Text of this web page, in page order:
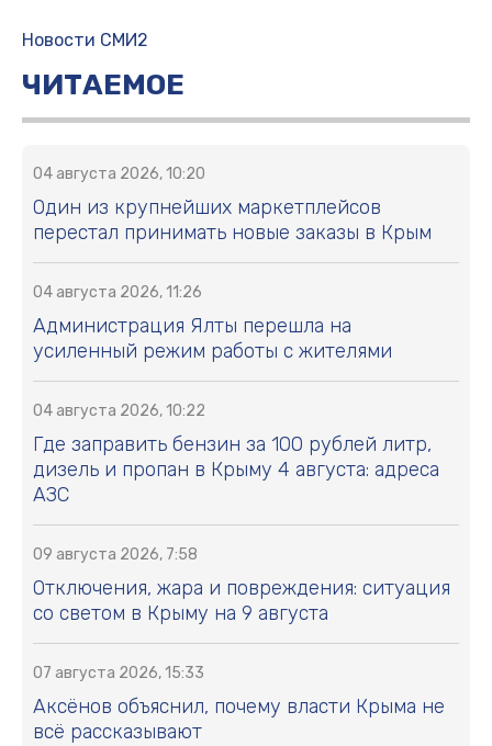
Новости СМИ2
ЧИТАЕМОЕ
04 августа 2026, 10:20
Один из крупнейших маркетплейсов
перестал принимать новые заказы в Крым
04 августа 2026, 11:26
Администрация Ялты перешла на
усиленный режим работы с жителями
04 августа 2026, 10:22
Где заправить бензин за 100 рублей литр,
дизель и пропан в Крыму 4 августа: адреса
АЗС
09 августа 2026, 7:58
Отключения, жара и повреждения: ситуация
со светом в Крыму на 9 августа
07 августа 2026, 15:33
Аксёнов объяснил, почему власти Крыма не
всё рассказывают